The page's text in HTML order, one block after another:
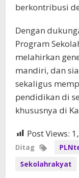
berkontribusi
Dengan
Program
melahirkan
mandiri, dan
sekaligus
pendidikan di
khususnya di
Post Views:
Ditag
Sekolahrakyat